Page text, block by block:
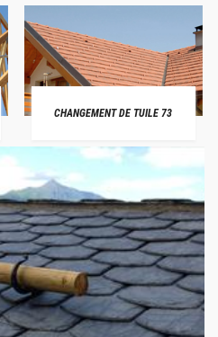
CHANGEMENT DE TUILE 73